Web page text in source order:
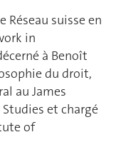
Réseau suisse en
in
à Benoît
du droit,
au James
et chargé
of